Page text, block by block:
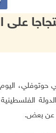
تسيبي حوتوفلي،
عن بعض.